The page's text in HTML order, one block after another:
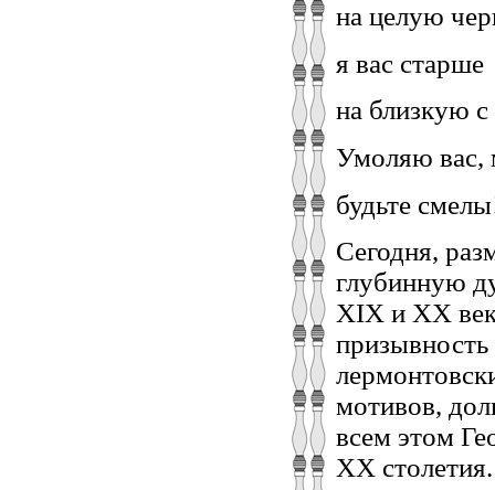
на целую
я вас старше
на близкую с
Умоляю вас,
будьте
Сегодня,
глубинную
XIX и XX
мотивов,
всем этом
XX столетия.